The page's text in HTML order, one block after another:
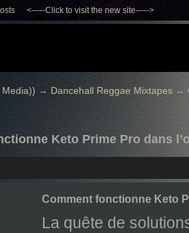
<-----Click to visit the new site----->
→ Dancehall Reggae Mixtapes→
Keto Prime Pro dans
Comment fonctionne Keto
La quête de